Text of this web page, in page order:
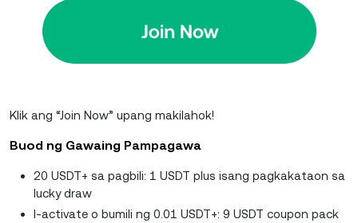
Klik ang “Join Now” upang makilahok!
Buod ng Gawaing Pampagawa
20 USDT+ sa pagbili: 1 USDT plus isang pagkakataon sa
lucky draw
I-activate o bumili ng 0.01 USDT+: 9 USDT coupon pack